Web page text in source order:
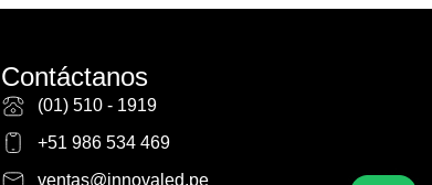
Contáctanos
(01) 510 - 1919
+51 986 534 469
ventas@innovaled.pe